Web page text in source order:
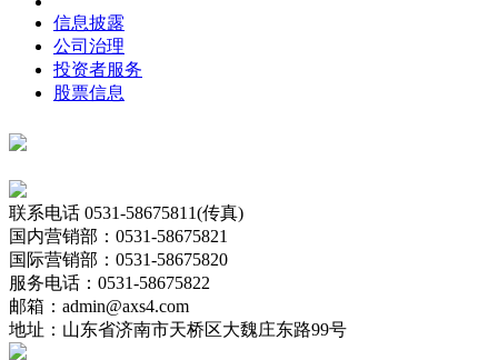
信息披露
公司治理
投资者服务
股票信息
联系电话 0531-58675811(传真)
国内营销部：0531-58675821
国际营销部：0531-58675820
服务电话：0531-58675822
邮箱：admin@axs4.com
地址：山东省济南市天桥区大魏庄东路99号